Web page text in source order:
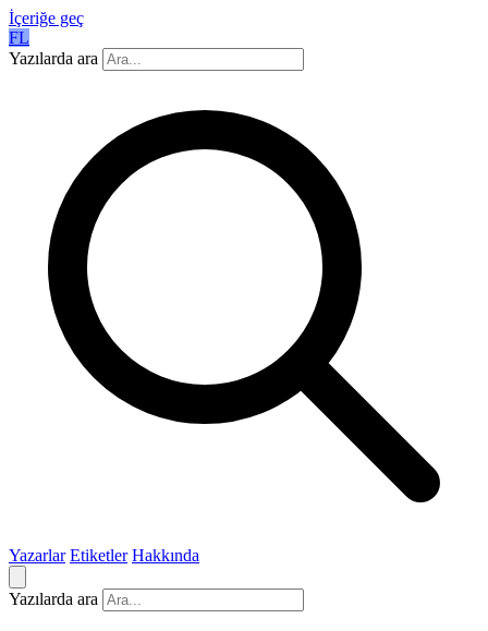
İçeriğe geç
FL
Yazılarda ara
Yazarlar Etiketler Hakkında
Yazılarda ara